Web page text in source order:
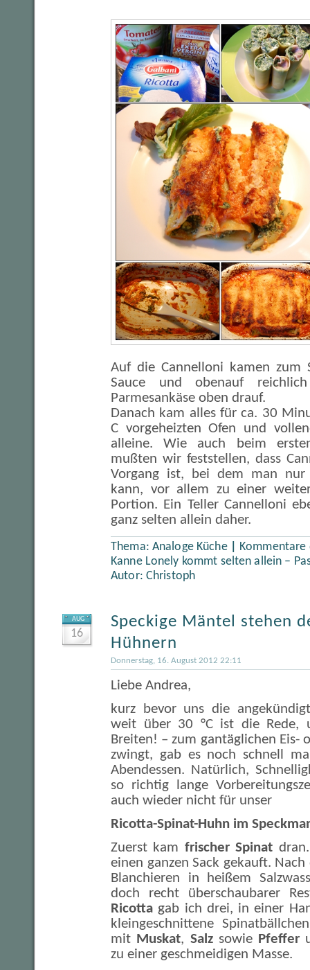
Auf die Cannelloni kamen zum
Sauce und obenauf
Parmesankäse oben drauf.
Danach kam alles für ca. 30
C vorgeheizten Ofen und
alleine. Wie auch beim
mußten wir feststellen, dass
Vorgang ist, bei dem man nur
kann, vor allem zu einer
Portion. Ein Teller Cannelloni
ganz selten allein daher.
Thema: Analoge Küche
Kanne Lonely kommt selten allein –
Autor: Christoph
AUG
16
Speckige Mäntel stehen
Hühnern
Donnerstag, 16. August 2012 22:11
Liebe Andrea,
kurz bevor uns die
weit über 30 °C ist die Rede,
Breiten! – zum gantäglichen Eis-
zwingt, gab es noch schnell
Abendessen. Natürlich,
so richtig lange
auch wieder nicht für unser
Ricotta-Spinat-Huhn im
Zuerst kam frischer Spinat
einen ganzen Sack gekauft.
Blanchieren in heißem
doch recht überschaubarer
Ricotta gab ich drei, in einer
kleingeschnittene
mit Muskat, Salzsowie Pfeffer
zu einer geschmeidigen Masse.